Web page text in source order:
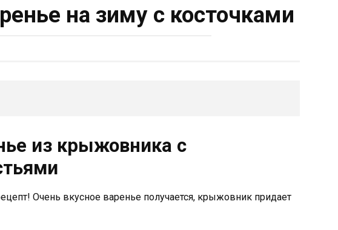
на зиму с косточками
из крыжовника с
Очень вкусное варенье получается, крыжовник придает